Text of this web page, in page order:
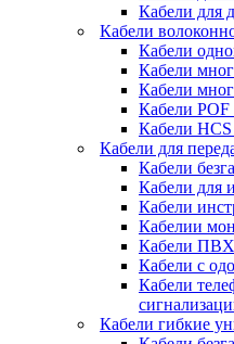
Кабели для
Кабели
Кабели
Кабели
Кабели
Кабели POF
Кабели
Кабели для
Кабели
Кабели для
Кабели
Кабелии
Кабели ПВХ
Кабели с
Кабели
Кабели гибкие